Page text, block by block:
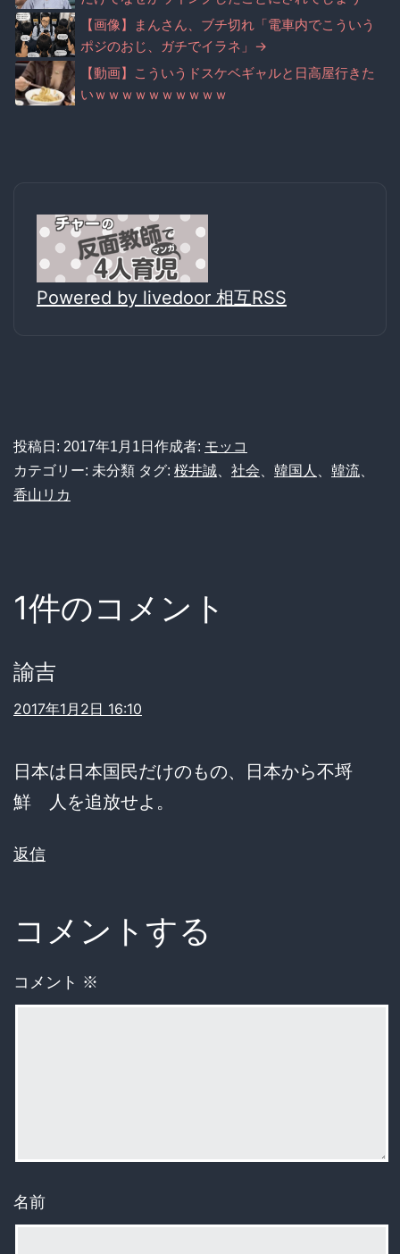
【画像】まんさん、ブチ切れ「電車内でこういう
ポジのおじ、ガチでイラネ」→
【動画】こういうドスケベギャルと日高屋行きた
いｗｗｗｗｗｗｗｗｗｗ
Powered by livedoor 相互RSS
投稿日: 2017年1月1日 作成者: モッコ
カテゴリー: 未分類 タグ: 桜井誠 社会 韓国人 韓流
香山リカ
1件のコメント
諭吉
2017年1月2日 16:10
日本は日本国民だけのもの、日本から不埒
鮮 人を追放せよ。
返信
コメントする
コメント ※
名前